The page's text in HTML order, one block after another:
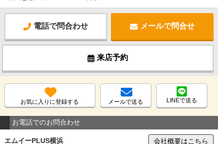
電話で問合わせ メールで問合せ
来店予約
お気に入りに登録する メールで送る LINEで送る
お電話でのお問合わせ
エムイーPLUS横浜 会社概要はこちら